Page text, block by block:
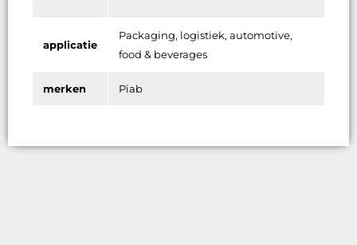
applicatie
Packaging, logistiek, automotive,
food & beverages
merken Piab